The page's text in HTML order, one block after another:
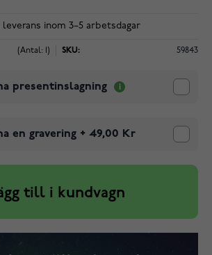
leverans inom 3–5 arbetsdagar
(Antal: 1) SKU: 59843
presentinslagning
en gravering + 49,00 Kr
till i kundvagn